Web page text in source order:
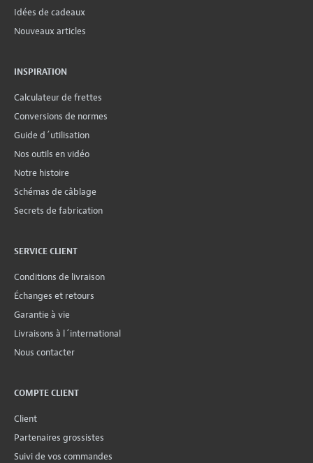
Idées de cadeaux
Nouveaux articles
INSPIRATION
Calculateur de frettes
Conversions de normes
Guide d´utilisation
Nos outils en vidéo
Notre histoire
Schémas de câblage
Secrets de fabrication
SERVICE CLIENT
Conditions de livraison
Échanges et retours
Garantie à vie
Livraisons à l´international
Nous contacter
COMPTE CLIENT
Client
Partenaires grossistes
Suivi de vos commandes